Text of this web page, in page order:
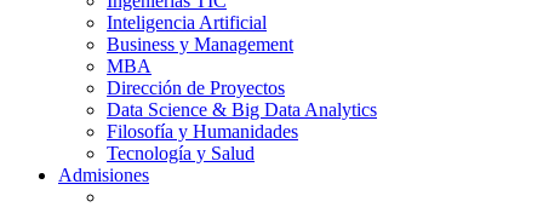
Inteligencia Artificial
Business y Management
MBA
Dirección de Proyectos
Data Science & Big Data Analytics
Filosofía y Humanidades
Tecnología y Salud
Admisiones